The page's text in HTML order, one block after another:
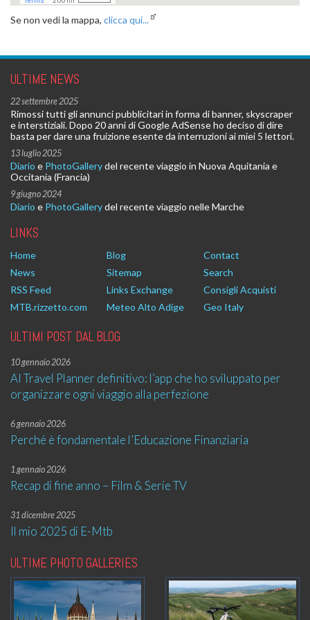
Se non vedi la mappa, clicca qui...
ULTIME NEWS
22 settembre 2025
Rimossi tutti gli annunci pubblicitari in forma di banner, skyscraper
e interstiziali. Dopo 20 anni di Google AdSense ho deciso di dire
basta per dare una fruizione esente da interruzioni ai miei 5 lettori.
13 luglio 2025
Diario e PhotoGallerydel recente viaggio in Nuova Aquitania e
Occitania (Francia)
9 giugno 2024
Diario e PhotoGallerydel recente viaggio nelle Marche
LINKS
Home Blog
Contact
News
Sitemap
Search
RSS Feed
Links Exchange
Consigli Acquisti
MTB.rizzetto.com
Meteo Alto Adige Geo Italy
ULTIMI POST DAL BLOG
10 gennaio 2026
AI Travel Planner definitivo: l’app che ho sviluppato per
organizzare ogni viaggio alla perfezione
6 gennaio 2026
Perché è fondamentale l’Educazione Finanziaria
1 gennaio 2026
Recap di fine anno – Film & Serie TV
31 dicembre 2025
Il mio 2025 di E-Mtb
ULTIME PHOTO GALLERIES